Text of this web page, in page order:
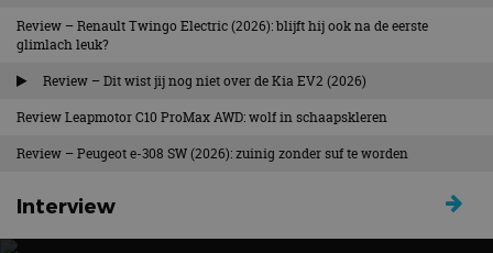
Getest: Kia Niro Hybrid DynamicPlusLine, de
populairste uitvoering
Review – Renault Twingo Electric (2026): blijft hij ook na de eerste
glimlach leuk?
Review – Dit wist jij nog niet over de Kia EV2 (2026)
Review Leapmotor C10 ProMax AWD: wolf in schaapskleren
Review – Peugeot e-308 SW (2026): zuinig zonder suf te worden
Interview